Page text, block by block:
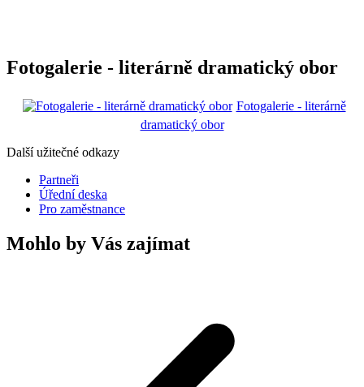
Fotogalerie - literárně dramatický obor
Fotogalerie - literárně
dramatický obor
Další užitečné odkazy
Partneři
Úřední deska
Pro zaměstnance
Mohlo by Vás zajímat